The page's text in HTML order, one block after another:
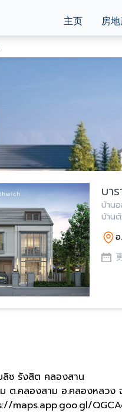
主页 房
บา
บ้าน
บ้าน
ลิซ รังสิต คลองสาน
ต.คลองสาม อ.คลองหลวง
maps.app.goo.gl/